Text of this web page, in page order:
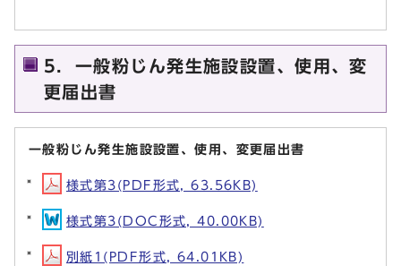
5．一般粉じん発生施設設置、使用、変
更届出書
一般粉じん発生施設設置、使用、変更届出書
様式第3(PDF形式, 63.56KB)
様式第3(DOC形式, 40.00KB)
別紙1(PDF形式, 64.01KB)